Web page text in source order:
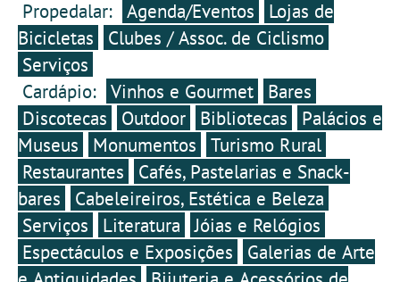
Propedalar: Agenda/Eventos
Lojas de
Bicicletas
Clubes / Assoc. de Ciclismo
Serviços
Cardápio: Vinhos e Gourmet
Bares
Discotecas
Outdoor Bibliotecas
Palácios e
Museus
Monumentos
Turismo Rural
Restaurantes
Cafés, Pastelarias e Snack-
bares
Cabeleireiros, Estética e Beleza
Serviços
Literatura
Jóias e Relógios
Espectáculos e Exposições
Galerias de Arte